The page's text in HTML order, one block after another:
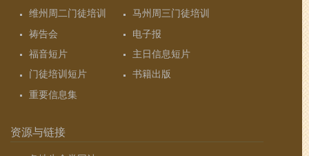
维州周二门徒培训
马州周三门徒培训
祷告会
电子报
福音短片
主日信息短片
门徒培训短片
书籍出版
重要信息集
资源与链接